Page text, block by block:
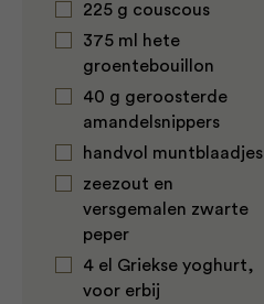
225 g couscous
375 ml hete
groentebouillon
40 g geroosterde
amandelsnippers
handvol muntblaadjes
zeezout en
versgemalen zwarte
peper
4 el Griekse yoghurt,
voor erbij